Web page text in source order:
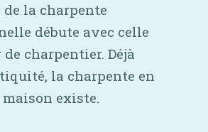
la charpente
débute avec celle
charpentier. Déjà
la charpente en
existe.